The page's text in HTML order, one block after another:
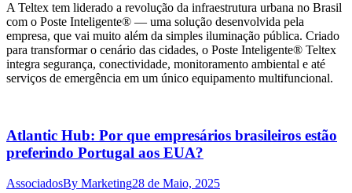
A Teltex tem liderado a revolução da infraestrutura urbana no Brasil
com o Poste Inteligente® — uma solução desenvolvida pela
empresa, que vai muito além da simples iluminação pública. Criado
para transformar o cenário das cidades, o Poste Inteligente® Teltex
integra segurança, conectividade, monitoramento ambiental e até
serviços de emergência em um único equipamento multifuncional.
Atlantic Hub: Por que empresários brasileiros estão
preferindo Portugal aos EUA?
AssociadosBy Marketing28 de Maio, 2025